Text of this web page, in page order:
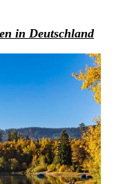
in Deutschland